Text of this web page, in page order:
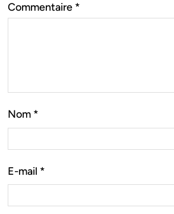
Commentaire *
Nom *
E-mail *